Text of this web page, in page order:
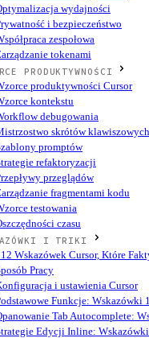
wydajności
i bezpieczeństwo
zespołowa
tokenami
PRODUKTYWNOŚCI
produktywności Cursor
kontekstu
debugowania
skrótów klawiszowych
promptów
refaktoryzacji
przeglądów
fragmentami kodu
testowania
czasu
I TRIKI
Wskazówek Cursor, Które
Pracy
i ustawienia Cursor
Funkcje: Wskazówki
Tab Autocomplete:
Edycji Inline: